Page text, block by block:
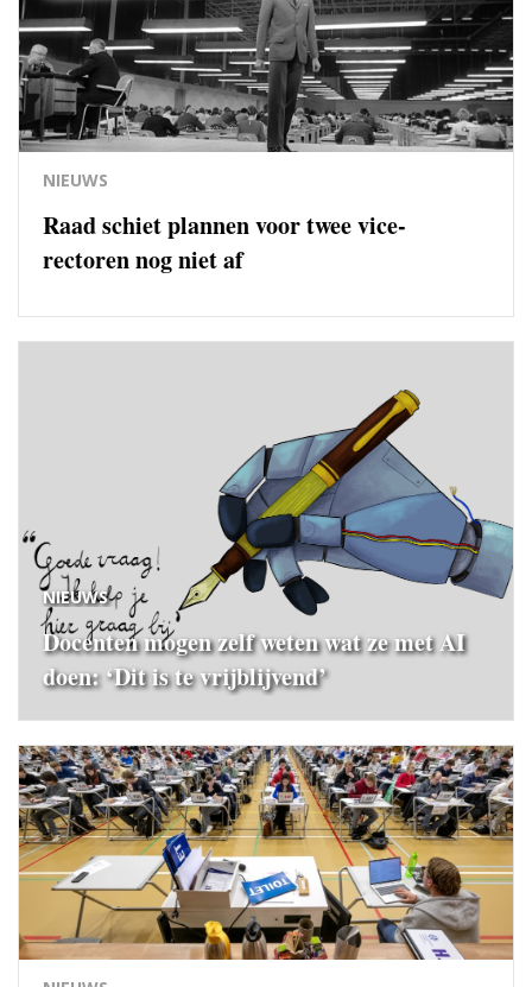
NIEUWS
Raad schiet plannen voor twee vice-
rectoren nog niet af
NIEUWS
Docenten mogen zelf weten wat ze met AI
doen: ‘Dit is te vrijblijvend’